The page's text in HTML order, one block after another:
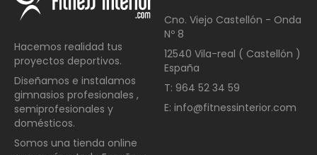
Hacemos realidad tus
proyectos deportivos.
Diseñamos e instalamos
gimnasios profesionales ,
semiprofesionales y
domésticos.
Somos una tienda online
Cno. Viejo Castellón - Onda
Nº 8
12540 Vila-real ( Castellón )
España
T: 964 52 34 59
E: info@fitnessinterior.com